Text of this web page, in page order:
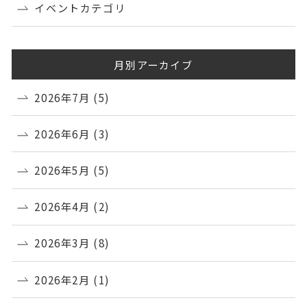
イベントカテゴリ
月別アーカイブ
2026年7月 (5)
2026年6月 (3)
2026年5月 (5)
2026年4月 (2)
2026年3月 (8)
2026年2月 (1)